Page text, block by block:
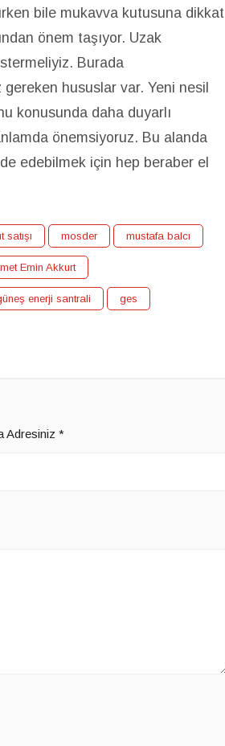
bile mukavva kutusuna dikkat
önem taşıyor. Uzak
Burada
hususlar var. Yeni nesil
konusunda daha duyarlı
önemsiyoruz. Bu alanda
edebilmek için hep beraber el
satışı mosder mustafa balcı
Emin Akkurt
enerji santrali ges
Adresiniz *